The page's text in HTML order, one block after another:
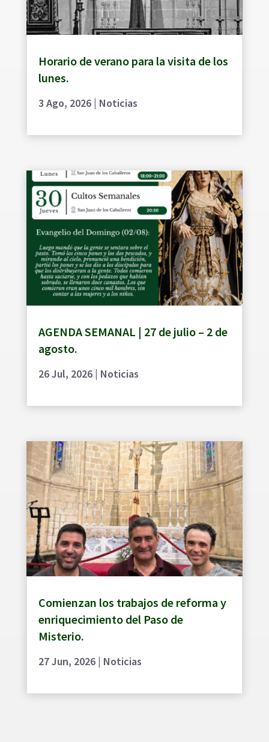
Horario de verano para la visita de los
lunes.
3 Ago, 2026| Noticias
AGENDA SEMANAL | 27 de julio – 2 de
agosto.
26 Jul, 2026| Noticias
Comienzan los trabajos de reforma y
enriquecimiento del Paso de
Misterio.
27 Jun, 2026| Noticias